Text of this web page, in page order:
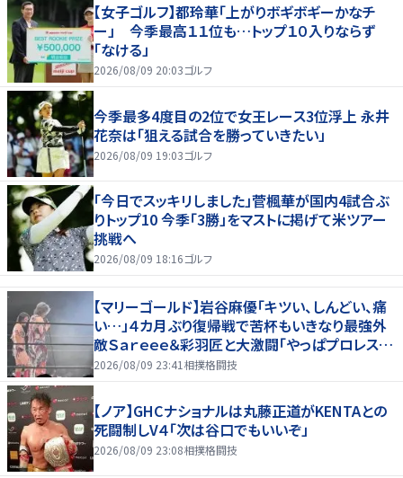
【女子ゴルフ】都玲華「上がりボギボギーかなチ
ー」 今季最高１１位も…トップ１０入りならず
「なける」
2026/08/09 20:03ゴルフ
今季最多4度目の2位で女王レース3位浮上 永井
花奈は「狙える試合を勝っていきたい」
2026/08/09 19:03ゴルフ
「今日でスッキリしました」菅楓華が国内4試合ぶ
りトップ10 今季「3勝」をマストに掲げて米ツアー
挑戦へ
2026/08/09 18:16ゴルフ
【マリーゴールド】岩谷麻優「キツい、しんどい、痛
い…」４カ月ぶり復帰戦で苦杯もいきなり最強外
敵Ｓａｒｅｅｅ＆彩羽匠と大激闘「やっぱプロレス大
好き」
2026/08/09 23:41 相撲格闘技
【ノア】GHCナショナルは丸藤正道がKENTAとの
死闘制しV４「次は谷口でもいいぞ」
2026/08/09 23:08相撲格闘技